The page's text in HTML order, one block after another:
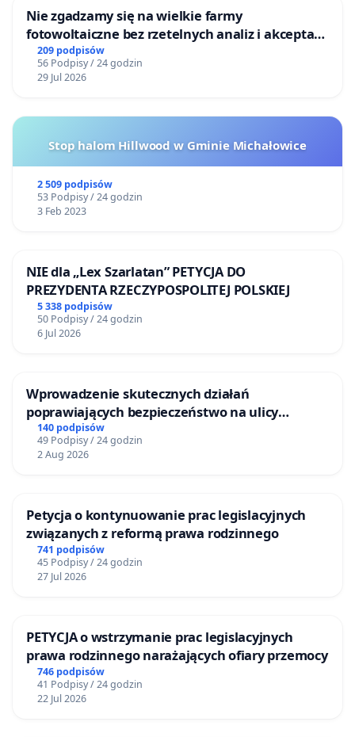
Nie zgadzamy się na wielkie farmy
fotowoltaiczne bez rzetelnych analiz i akceptacji
mieszkańców
209 podpisów
56 Podpisy / 24 godzin
29 Jul 2026
Stop halom Hillwood w Gminie Michałowice
2 509 podpisów
53 Podpisy / 24 godzin
3 Feb 2023
NIE dla „Lex Szarlatan” PETYCJA DO
PREZYDENTA RZECZYPOSPOLITEJ POLSKIEJ
5 338 podpisów
50 Podpisy / 24 godzin
6 Jul 2026
Wprowadzenie skutecznych działań
poprawiających bezpieczeństwo na ulicy
Żeromskiego w Otwocku
140 podpisów
49 Podpisy / 24 godzin
2 Aug 2026
Petycja o kontynuowanie prac legislacyjnych
związanych z reformą prawa rodzinnego
741 podpisów
45 Podpisy / 24 godzin
27 Jul 2026
PETYCJA o wstrzymanie prac legislacyjnych
prawa rodzinnego narażających ofiary przemocy
746 podpisów
41 Podpisy / 24 godzin
22 Jul 2026